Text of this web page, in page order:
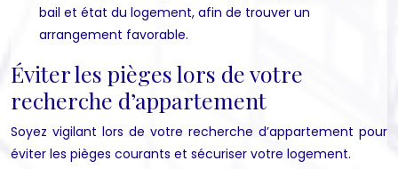
bail et état du logement, afin de trouver un
arrangement favorable.
Éviter les pièges lors de votre
recherche d’appartement
Soyez vigilant lors de votre recherche d’appartement pour
éviter les pièges courants et sécuriser votre logement.